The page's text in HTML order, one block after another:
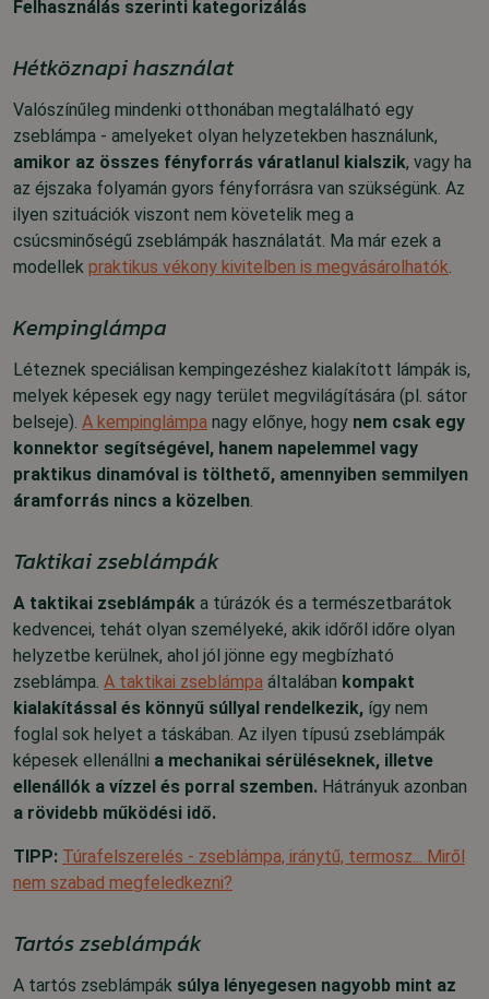
Felhasználás szerinti kategorizálás
Hétköznapi használat
Valószínűleg mindenki otthonában megtalálható egy
zseblámpa - amelyeket olyan helyzetekben használunk,
amikor az összes fényforrás váratlanul kialszik, vagy ha
az éjszaka folyamán gyors fényforrásra van szükségünk. Az
ilyen szituációk viszont nem követelik meg a
csúcsminőségű zseblámpák használatát. Ma már ezek a
modellek praktikus vékony kivitelben is megvásárolhatók.
Kempinglámpa
Léteznek speciálisan kempingezéshez kialakított lámpák is,
melyek képesek egy nagy terület megvilágítására (pl. sátor
belseje). A kempinglámpa nagy előnye, hogy nem csak egy
konnektor segítségével, hanem napelemmel vagy
praktikus dinamóval is tölthető, amennyiben semmilyen
áramforrás nincs a közelben.
Taktikai zseblámpák
A taktikai zseblámpák a túrázók és a természetbarátok
kedvencei, tehát olyan személyeké, akik időről időre olyan
helyzetbe kerülnek, ahol jól jönne egy megbízható
zseblámpa. A taktikai zseblámpa általában kompakt
kialakítással és könnyű súllyal rendelkezik, így nem
foglal sok helyet a táskában. Az ilyen típusú zseblámpák
képesek ellenállni a mechanikai sérüléseknek, illetve
ellenállók a vízzel és porral szemben. Hátrányuk azonban
a rövidebb működési idő.
TIPP: Túrafelszerelés - zseblámpa, iránytű, termosz... Miről
nem szabad megfeledkezni?
Tartós zseblámpák
A tartós zseblámpák súlya lényegesen nagyobb mint az